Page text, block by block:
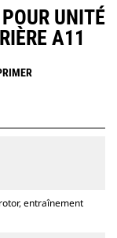
UNITÉ
A11
entraînement